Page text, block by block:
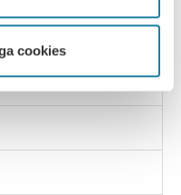
cookies